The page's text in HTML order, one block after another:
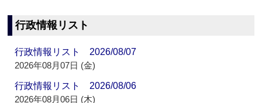
行政情報リスト
行政情報リスト 2026/08/07
2026年08月07日 (金)
行政情報リスト 2026/08/06
2026年08月06日 (木)